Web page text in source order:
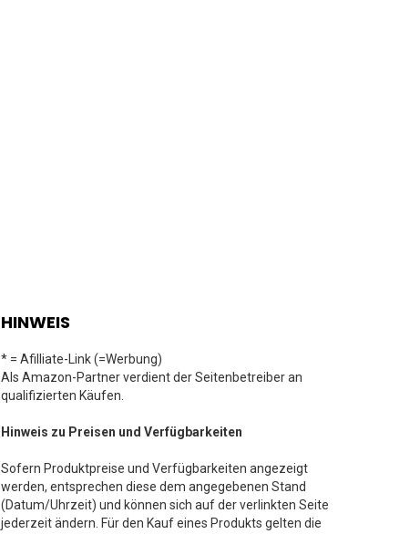
HINWEIS
* = Afilliate-Link (=Werbung)
Als Amazon-Partner verdient der Seitenbetreiber an
qualifizierten Käufen.
Hinweis zu Preisen und Verfügbarkeiten
Sofern Produktpreise und Verfügbarkeiten angezeigt
werden, entsprechen diese dem angegebenen Stand
(Datum/Uhrzeit) und können sich auf der verlinkten Seite
jederzeit ändern. Für den Kauf eines Produkts gelten die